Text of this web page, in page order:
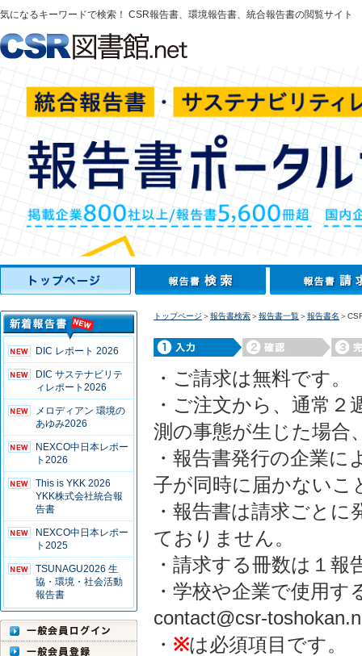
気になるキーワードで検索！ CSR報告書、環境報告書、統合報告書の閲覧サイト
DIC レポート 2026
DIC サステナビリテ
ィレポート2026
メロディアン 環境の
あゆみ2026
NEXCO中日本レポー
ト2026
This is YKK 2026
YKK株式会社統合報
告書
NEXCO中日本レポー
ト2025
TSUNAGU2026 生
協・環境・社会活動
報告書
トップページ ＞報告書検索＞報告書一覧＞報告書名 ＞
・ご請求は無料です。
・ご注文から、通常
測の事態が生じた場合
・報告書発行の企業
子が同時に届かないこ
・報告書は請求ごと
ておりません。
・請求する冊数は１
・学校や企業で使用
contact@csr-
・ ※は必須項目です。